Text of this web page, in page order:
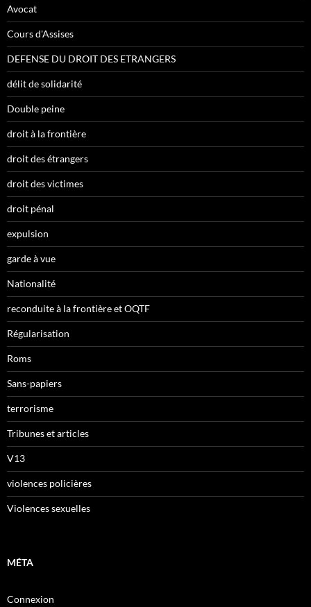
Avocat
Cours d'Assises
DEFENSE DU DROIT DES ETRANGERS
délit de solidarité
Double peine
droit à la frontière
droit des étrangers
droit des victimes
droit pénal
expulsion
garde à vue
Nationalité
reconduite à la frontière et OQTF
Régularisation
Roms
Sans-papiers
terrorisme
Tribunes et articles
V13
violences policières
Violences sexuelles
MÉTA
Connexion